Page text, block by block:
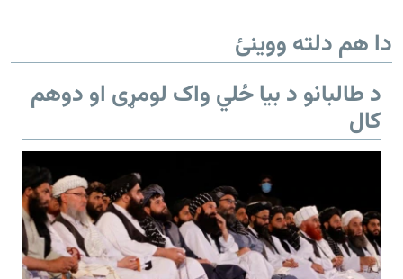
دا هم دلته ووینئ
د طالبانو د بیا ځلي واک لومړی او دوهم
کال